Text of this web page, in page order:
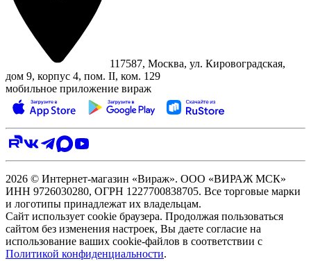
117587, Москва, ул. Кировоградская,
дом 9, корпус 4, пом. II, ком. 129
мобильное приложение вираж
2026 © Интернет-магазин «Вираж». ООО «ВИРАЖ МСК»
ИНН 9726030280, ОГРН 1227700838705. Все торговые марки
и логотипы принадлежат их владельцам.
Сайт использует cookie браузера. Продолжая пользоваться
сайтом без изменения настроек, Вы даете согласие на
использование ваших cookie-файлов в соответствии с
Политикой конфиденциальности.